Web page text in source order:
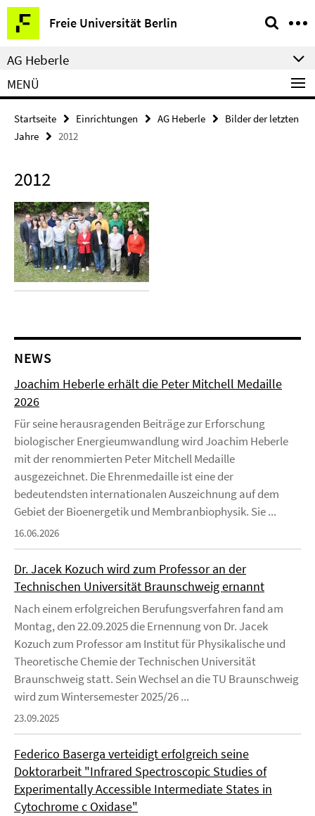
Springe
direkt
zu
Inhalt
Freie Universität Berlin
Service-
Navigation
AG Heberle
MENÜ
Startseite Einrichtungen AG Heberle
Bilder der letzten
Jahre
2012
2012
NEWS
Joachim Heberle erhält die Peter Mitchell Medaille
2026
Für seine herausragenden Beiträge zur Erforschung
biologischer Energieumwandlung wird Joachim Heberle
mit der renommierten Peter Mitchell Medaille
ausgezeichnet. Die Ehrenmedaille ist eine der
bedeutendsten internationalen Auszeichnung auf dem
Gebiet der Bioenergetik und Membranbiophysik. Sie ...
16.06.2026
Dr. Jacek Kozuch wird zum Professor an der
Technischen Universität Braunschweig ernannt
Nach einem erfolgreichen Berufungsverfahren fand am
Montag, den 22.09.2025 die Ernennung von Dr. Jacek
Kozuch zum Professor am Institut für Physikalische und
Theoretische Chemie der Technischen Universität
Braunschweig statt. Sein Wechsel an die TU Braunschweig
wird zum Wintersemester 2025/26 ...
23.09.2025
Federico Baserga verteidigt erfolgreich seine
Doktorarbeit "Infrared Spectroscopic Studies of
Experimentally Accessible Intermediate States in
Cytochrome c Oxidase"